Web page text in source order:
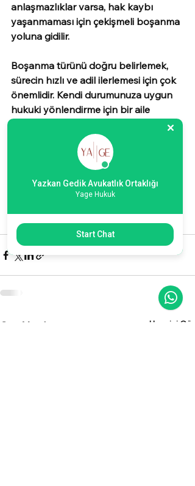
anlaşmazlıklar varsa, hak kaybı
yaşanmaması için çekişmeli boşanma
yoluna gidilir.
Boşanma türünü doğru belirlemek,
sürecin hızlı ve adil ilerlemesi için çok
önemlidir. Kendi durumunuza uygun
hukuki yönlendirme için bir aile
destek almanız
en sağlıklı yoldur.
Bu konuda hukuki destek almak için
YAGE Hukuk Bürosu ile iletişime
Uzman avukatlarımız süreci sizin
adınıza hızlı ve doğru şekilde yürütür.
Son Yazılar Hepsini Gör
Yazkan Gedik Avukatlık Ortaklığı
Yage Hukuk
Start Chat